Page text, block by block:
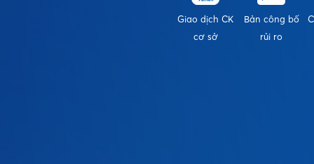
Giao dịch CK
cơ sở
Bản công bố
rủi ro